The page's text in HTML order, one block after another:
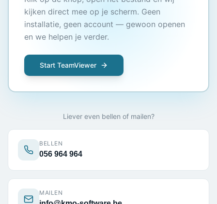
kijken direct mee op je scherm. Geen
installatie, geen account — gewoon openen
en we helpen je verder.
Start TeamViewer
Liever even bellen of mailen?
BELLEN
056 964 964
MAILEN